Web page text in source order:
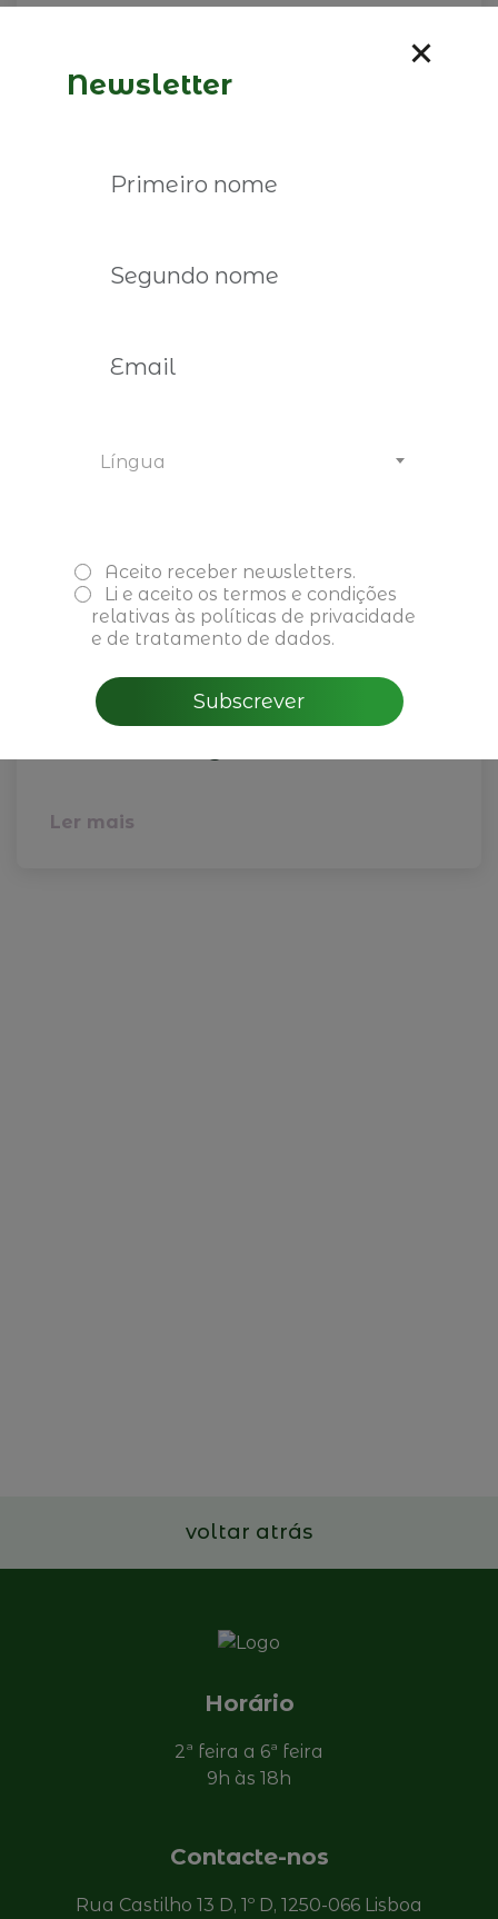
convidado do CEO é o limite
04 de fevereiro de 2026
CBRE - Perspectivas do
Mercado Imobiliário para
Ler mais
voltar atrás
Horário
2ª feira a 6ª feira
9h às 18h
Contacte-nos
Rua Castilho 13 D, 1º D, 1250-066 Lisboa
Newsletter
Língua
Aceito receber newsletters.
Li e aceito os termos e condições
relativas às políticas de privacidade
e de tratamento de dados.
Subscrever